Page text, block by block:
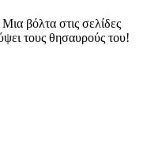
βόλτα στις σελίδες
τους θησαυρούς του!